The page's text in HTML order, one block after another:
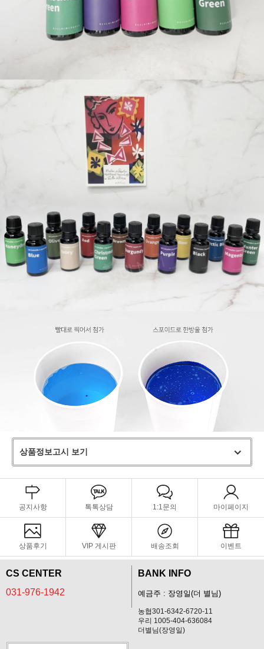
상품정보고시 보기
공지사항 톡톡상담 1:1문의 마이페이지
상품후기 VIP 게시판 배송조회 이벤트
CS CENTER
031-976-1942
BANK INFO
예금주 : 장영일(더 별님)
농협301-6342-6720-11
우리 1005-404-636084
더별님(장영일)